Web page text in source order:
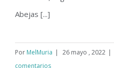
Abejas [...]
Por MelMuria | 26 mayo , 2022 |
comentarios